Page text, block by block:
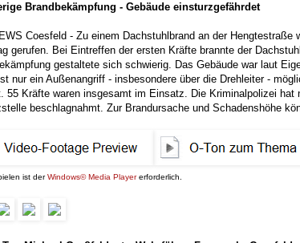
Brandbekämpfung - Gebäude einsturzgefährdet
Coesfeld - Zu einem Dachstuhlbrand an der
gerufen. Bei Eintreffen der ersten Kräfte brannte der
gestaltete sich schwierig. Das Gebäude war laut
nur ein Außenangriff - insbesondere über die Drehleiter -
55 Kräfte waren insgesamt im Einsatz. Die Kriminalpolizei
beschlagnahmt. Zur Brandursache und Schadenshöhe
ist derWindows© Media Playererforderlich.